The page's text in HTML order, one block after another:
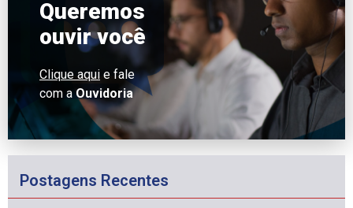
Queremos
ouvir você
Clique aqui e fale
com a Ouvidoria
Postagens Recentes